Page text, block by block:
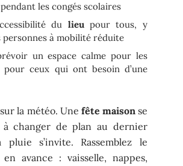
les congés scolaires
du lieupour tous, y
personnes à mobilité réduite
un espace calme pour les
pour ceux qui ont besoin d’une
la météo. Une fête maisonse
à changer de plan au dernier
s’invite. Rassemblez le
avance : vaisselle, nappes,